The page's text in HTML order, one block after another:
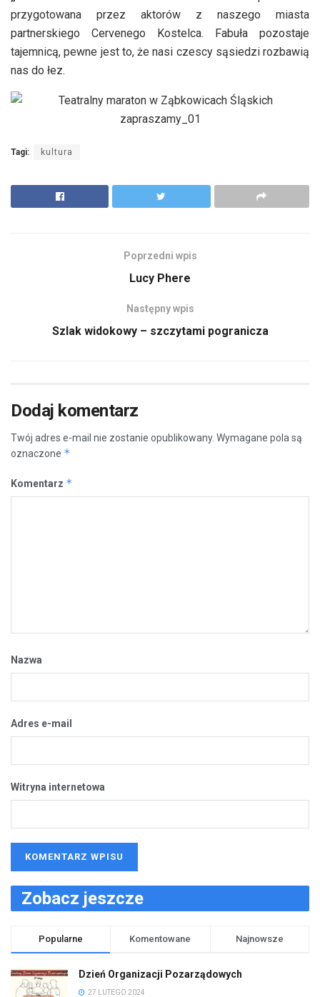
przygotowana przez aktorów z naszego miasta
partnerskiego Cervenego Kostelca. Fabuła pozostaje
tajemnicą, pewne jest to, że nasi czescy sąsiedzi rozbawią
nas do łez.
Tagi: kultura
Poprzedni wpis
Lucy Phere
Następny wpis
Szlak widokowy – szczytami pogranicza
Dodaj komentarz
Twój adres e-mail nie zostanie opublikowany. Wymagane pola są
oznaczone *
Komentarz *
Nazwa
Adres e-mail
Witryna internetowa
Zobacz jeszcze
Popularne Komentowane Najnowsze
Dzień Organizacji Pozarządowych
27 LUTEGO 2024